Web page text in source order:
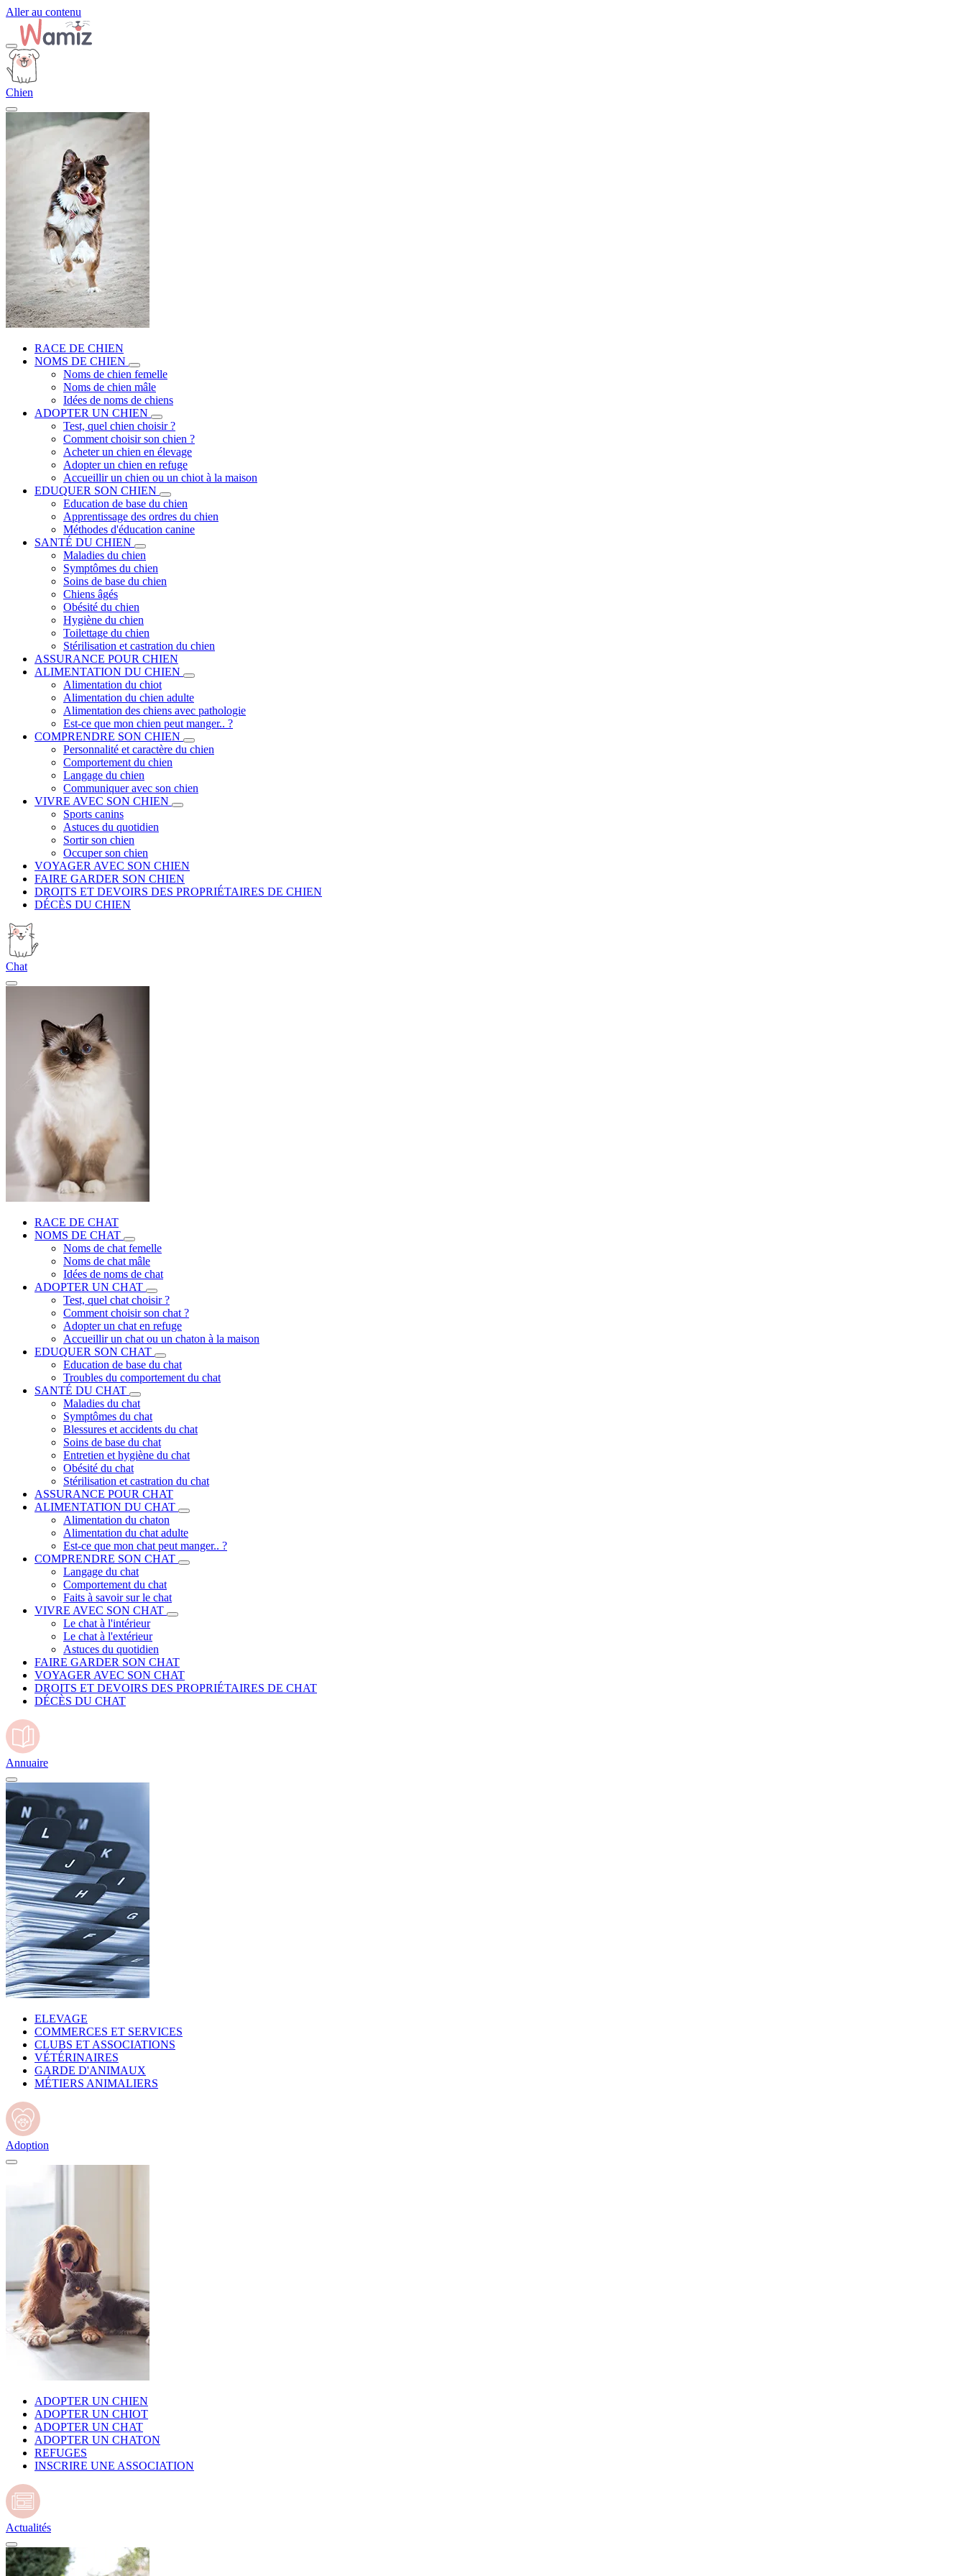
Aller au contenu
Chien
RACE DE CHIEN
NOMS DE CHIEN
Noms de chien femelle
Noms de chien mâle
Idées de noms de chiens
ADOPTER UN CHIEN
Test, quel chien choisir ?
Comment choisir son chien ?
Acheter un chien en élevage
Adopter un chien en refuge
Accueillir un chien ou un chiot à la maison
EDUQUER SON CHIEN
Education de base du chien
Apprentissage des ordres du chien
Méthodes d'éducation canine
SANTÉ DU CHIEN
Maladies du chien
Symptômes du chien
Soins de base du chien
Chiens âgés
Obésité du chien
Hygiène du chien
Toilettage du chien
Stérilisation et castration du chien
ASSURANCE POUR CHIEN
ALIMENTATION DU CHIEN
Alimentation du chiot
Alimentation du chien adulte
Alimentation des chiens avec pathologie
Est-ce que mon chien peut manger.. ?
COMPRENDRE SON CHIEN
Personnalité et caractère du chien
Comportement du chien
Langage du chien
Communiquer avec son chien
VIVRE AVEC SON CHIEN
Sports canins
Astuces du quotidien
Sortir son chien
Occuper son chien
VOYAGER AVEC SON CHIEN
FAIRE GARDER SON CHIEN
DROITS ET DEVOIRS DES PROPRIÉTAIRES DE CHIEN
DÉCÈS DU CHIEN
Chat
RACE DE CHAT
NOMS DE CHAT
Noms de chat femelle
Noms de chat mâle
Idées de noms de chat
ADOPTER UN CHAT
Test, quel chat choisir ?
Comment choisir son chat ?
Adopter un chat en refuge
Accueillir un chat ou un chaton à la maison
EDUQUER SON CHAT
Education de base du chat
Troubles du comportement du chat
SANTÉ DU CHAT
Maladies du chat
Symptômes du chat
Blessures et accidents du chat
Soins de base du chat
Entretien et hygiène du chat
Obésité du chat
Stérilisation et castration du chat
ASSURANCE POUR CHAT
ALIMENTATION DU CHAT
Alimentation du chaton
Alimentation du chat adulte
Est-ce que mon chat peut manger.. ?
COMPRENDRE SON CHAT
Langage du chat
Comportement du chat
Faits à savoir sur le chat
VIVRE AVEC SON CHAT
Le chat à l'intérieur
Le chat à l'extérieur
Astuces du quotidien
FAIRE GARDER SON CHAT
VOYAGER AVEC SON CHAT
DROITS ET DEVOIRS DES PROPRIÉTAIRES DE CHAT
DÉCÈS DU CHAT
Annuaire
ELEVAGE
COMMERCES ET SERVICES
CLUBS ET ASSOCIATIONS
VÉTÉRINAIRES
GARDE D'ANIMAUX
MÉTIERS ANIMALIERS
Adoption
ADOPTER UN CHIEN
ADOPTER UN CHIOT
ADOPTER UN CHAT
ADOPTER UN CHATON
REFUGES
INSCRIRE UNE ASSOCIATION
Actualités